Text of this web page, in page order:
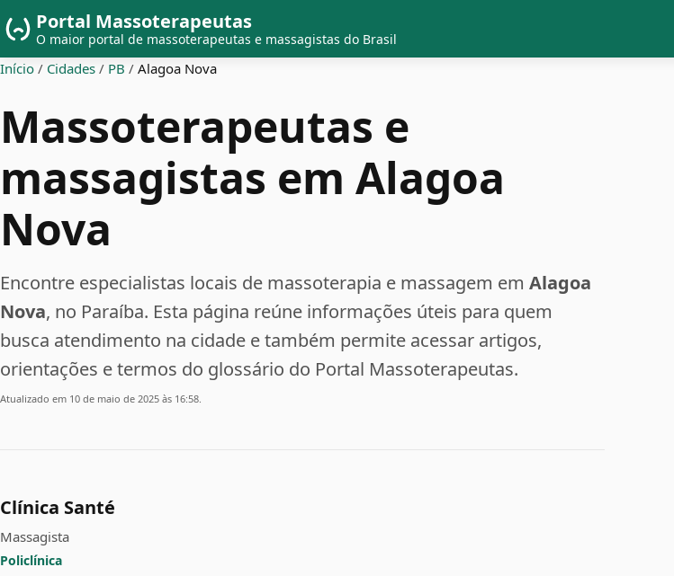
Portal Massoterapeutas
O maior portal de massoterapeutas e massagistas do Brasil
Início / Cidades / PB / Alagoa Nova
Massoterapeutas e
massagistas em Alagoa
Nova
Encontre especialistas locais de massoterapia e massagem em Alagoa
Nova, no Paraíba. Esta página reúne informações úteis para quem
busca atendimento na cidade e também permite acessar artigos,
orientações e termos do glossário do Portal Massoterapeutas.
Atualizado em 10 de maio de 2025 às 16:58.
Clínica Santé
Massagista
Policlínica